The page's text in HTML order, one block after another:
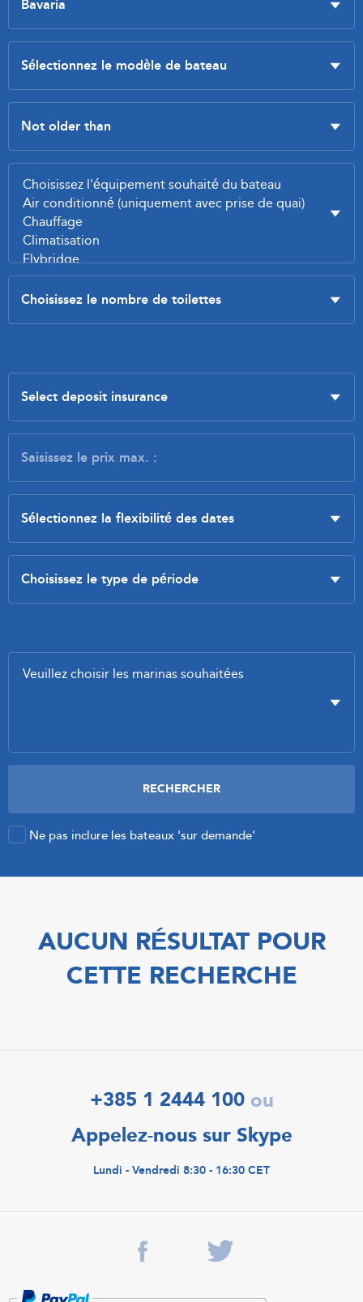
Ne pas inclure les bateaux 'sur demande'
AUCUN RÉSULTAT POUR
CETTE RECHERCHE
+385 1 2444 100 ou
Appelez-nous sur Skype
Lundi - Vendredi 8:30 - 16:30 CET